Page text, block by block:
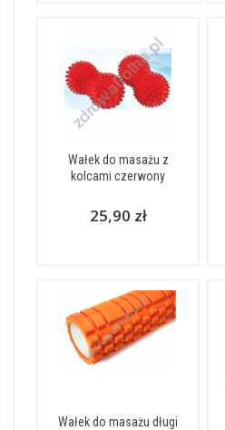
Wałek do masażu z
kolcami czerwony
25,90 zł
Wałek do masażu długi